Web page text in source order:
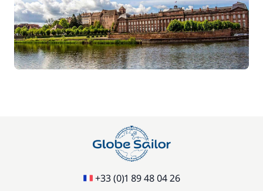
+33 (0)1 89 48 04 26